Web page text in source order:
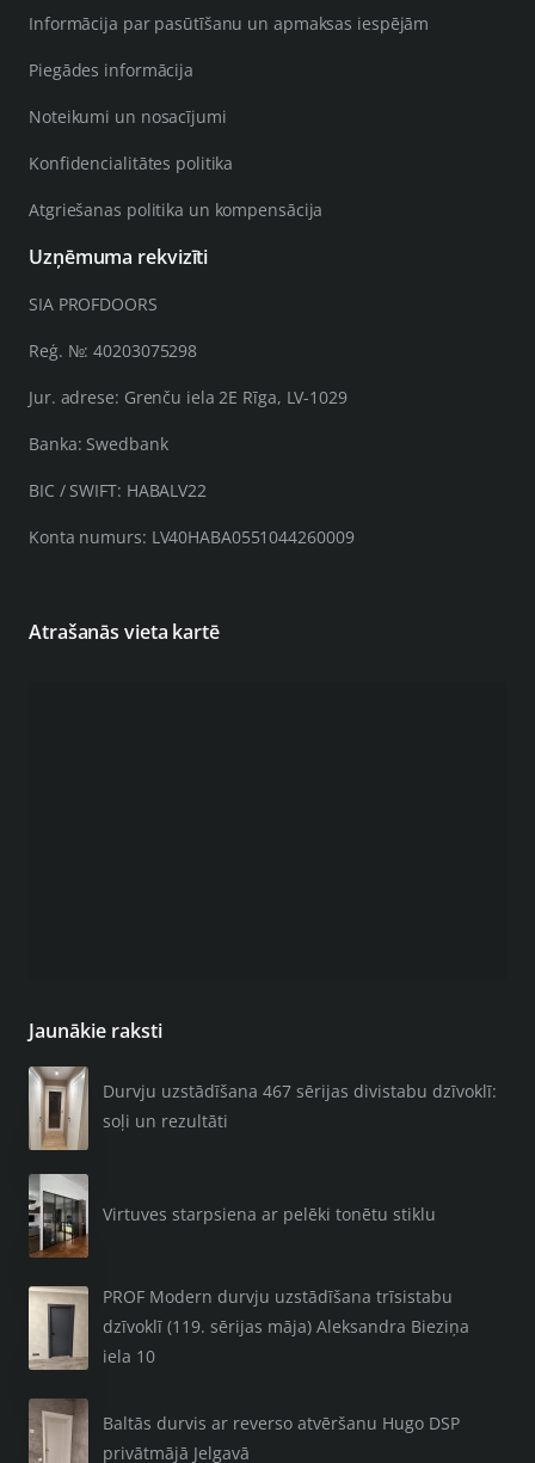
Informācija par pasūtīšanu un apmaksas iespējām
Piegādes informācija
Noteikumi un nosacījumi
Konfidencialitātes politika
Atgriešanas politika un kompensācija
Uzņēmuma rekvizīti
SIA PROFDOORS
Reģ. №: 40203075298
Jur. adrese: Grenču iela 2E Rīga, LV-1029
Banka: Swedbank
BIC / SWIFT: HABALV22
Konta numurs: LV40HABA0551044260009
Atrašanās vieta kartē
Jaunākie raksti
Durvju uzstādīšana 467 sērijas divistabu dzīvoklī:
soļi un rezultāti
Virtuves starpsiena ar pelēki tonētu stiklu
PROF Modern durvju uzstādīšana trīsistabu
dzīvoklī (119. sērijas māja) Aleksandra Bieziņa
iela 10
Baltās durvis ar reverso atvēršanu Hugo DSP
privātmājā Jelgavā